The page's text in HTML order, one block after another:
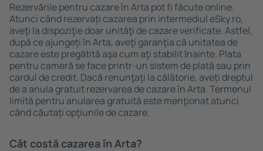
Rezervările pentru cazare în Arta pot fi făcute online.
Atunci când rezervați cazarea prin intermediul eSky.ro,
aveţi la dispoziţie doar unităţi de cazare verificate. Astfel,
după ce ajungeți în Arta, aveţi garanţia că unitatea de
cazare este pregătită aşa cum aţi stabilit ȋnainte. Plata
pentru cameră se face printr-un sistem de plată sau prin
cardul de credit. Dacă renunţaţi la călătorie, aveți dreptul
de a anula gratuit rezervarea de cazare în Arta. Termenul
limită pentru anularea gratuită este menţionat atunci
când căutați opţiunile de cazare.
Cât costă cazarea în Arta?